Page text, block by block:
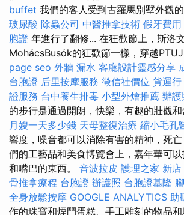
buffet 我們的客人受到古羅馬別墅外觀
玻尿酸 除蟲公司 中醫推拿技術 假牙費用
胞證 年進行了翻修... 在狂歡節上，斯洛
MohácsBusók的狂歡節一樣，穿越PTUJ
page seo 外牆 漏水 客廳設計靈感分享
台胞證 后里按摩服務 徵信社價位 貨運行
證服務 台中養生排毒 小型外燴推薦 辦護
的步行是通過開朗，快樂，有趣的壯觀和
月嫂一天多少錢 天母整復治療 縮小毛孔
響度，噪音都可以消除有害的精神，死
們的工藝品和美食博覽會上，嘉年華可
和嘴巴的東西。 音波拉皮 護理之家 新店
骨推拿療程 台胞證 辦護照 台胞證基隆
全身放鬆按摩 GOOGLE ANALYTICS 助
作的珠寶和煙鬥蛋糕、手工雕刻的物品和